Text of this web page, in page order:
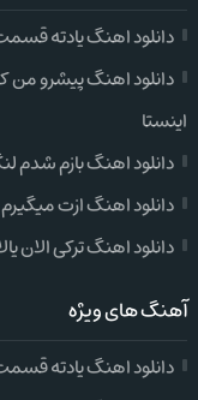
دانلود اهنگ یادته
دانلود اهنگ پیشرو
اینستا
دانلود اهنگ بازم
دانلود اهنگ ازت
دانلود اهنگ ترکی الان
آهنگ های ویژه
دانلود اهنگ یادته